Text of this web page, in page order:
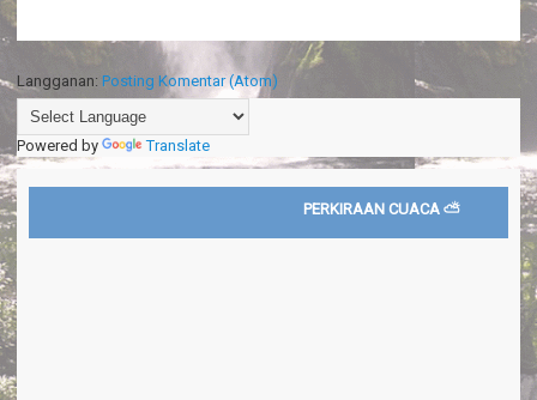
Langganan: Posting Komentar (Atom)
Powered by Translate
PERKIRAAN CUACA ⛅